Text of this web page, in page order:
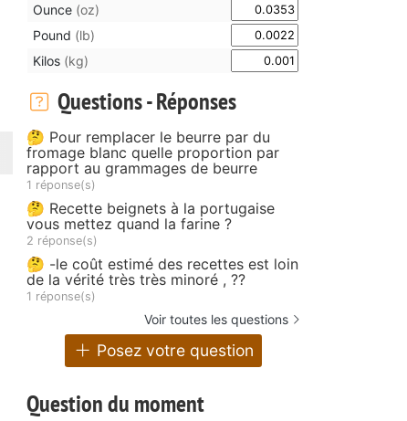
Ounce (oz)
Pound (lb)
Kilos (kg)
Questions - Réponses
🤔 Pour remplacer le beurre par du
fromage blanc quelle proportion par
rapport au grammages de beurre
1 réponse(s)
🤔 Recette beignets à la portugaise
vous mettez quand la farine ?
2 réponse(s)
🤔 -le coût estimé des recettes est loin
de la vérité très très minoré , ??
1 réponse(s)
Voir toutes les questions
Posez votre question
Question du moment